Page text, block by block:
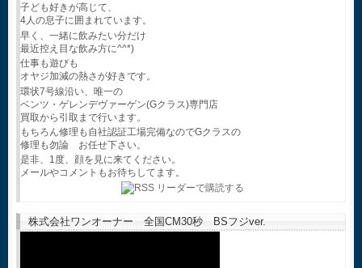
子ども好きが高じて、
4人の息子に囲まれています。
早く、一緒に飲みたい分だけ
最近控え目な飲み方に^^*)
仕事も遊びも
オヤジ加減の熱さが好きです。
環状7号線沿い、唯一の
ベンツ・ゲレンデヴァーゲン(Gクラス)専門店
買取から引取まで行います。
もちろん修理も自社認証工場完備なのでGクラスの
修理も勿論 お任せ下さい。
是非、1度、顔を見に来てください。
メールやコメントもお待ちしてます。
株式会社ワンオーナー 全国CM30秒 BSフジver.